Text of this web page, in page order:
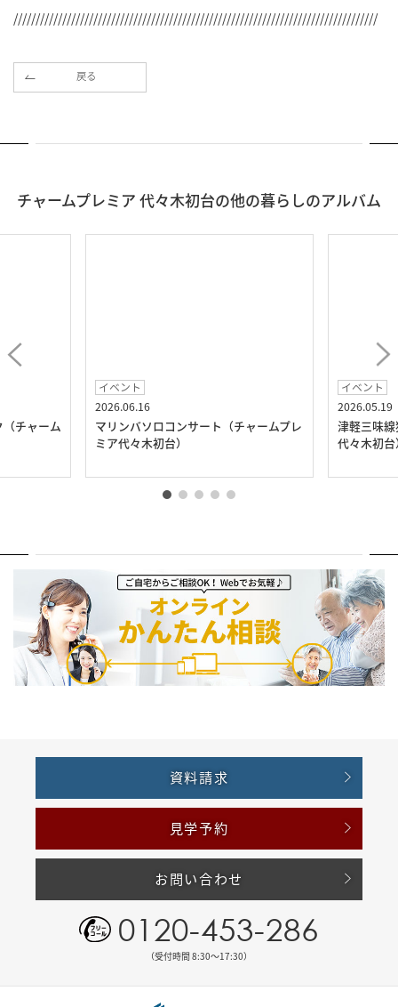
//////////////////////////////////////////////////////////////////////////////////
戻る
チャームプレミア 代々木初台の他の暮らしのアルバム
チャーム
イベント
2026.06.16
マリンバソロコンサート（チャームプレ
ミア代々木初台）
イベント
2026.05.19
津軽三味
代々木初台
資料請求
見学予約
お問い合わせ
0120-453-286
（受付時間 8:30〜17:30）